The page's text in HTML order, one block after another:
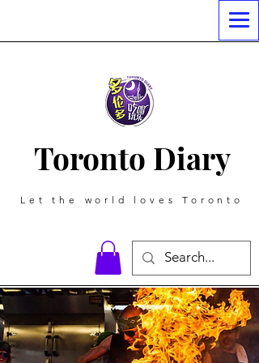
Toronto Diary
Let the world loves Toronto